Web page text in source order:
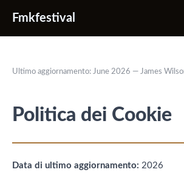
Fmkfestival
Ultimo aggiornamento: June 2026 — James
Politica dei Cookie
Data di ultimo aggiornamento: 2026